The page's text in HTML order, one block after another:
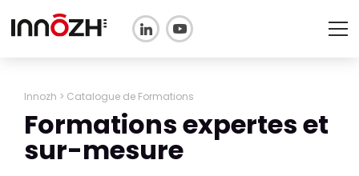
L'ASSOCIATION
TECHNOPOLE
SANTÉ & PRODUCTIONS
Innozh > Catalogue de Formations
Formations expertes et
sur-mesure